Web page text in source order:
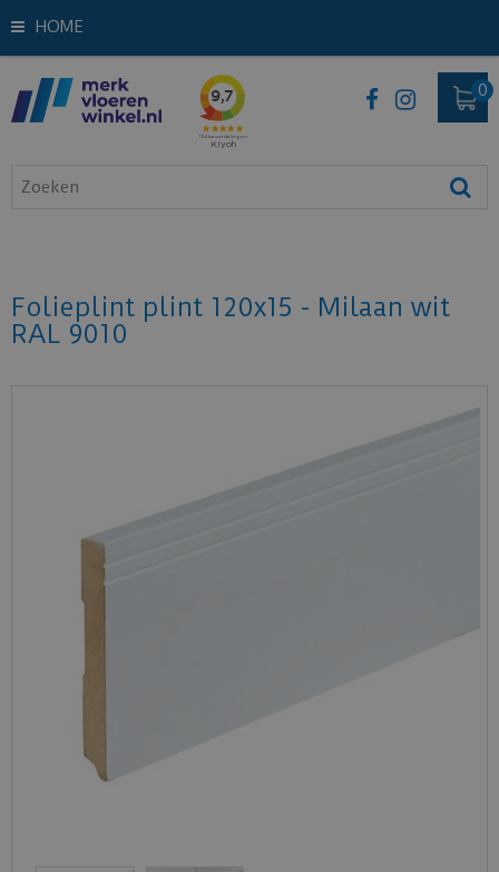
HOME
Folieplint plint 120x15 - Milaan wit
RAL 9010